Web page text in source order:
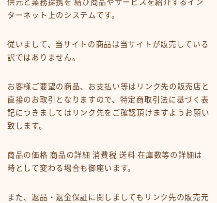
供元と業務提携を 結び商品やサービスを紹介するイン
ターネット上のシステムです。
従いまして、当サイトの商品は当サイトが販売している
訳ではありません。
お客様ご要望の商品、お支払い等はリンク先の販売店と
直接のお取引となりますので、特定商取引法に基づく表
記につきましてはリンク先をご確認頂けますようお願い
致します。
商品の価格 商品の詳細 消費税 送料 在庫数等の詳細は
時として変わる場合も御座います。
また、返品・返金保証に関しましてもリンク先の販売元